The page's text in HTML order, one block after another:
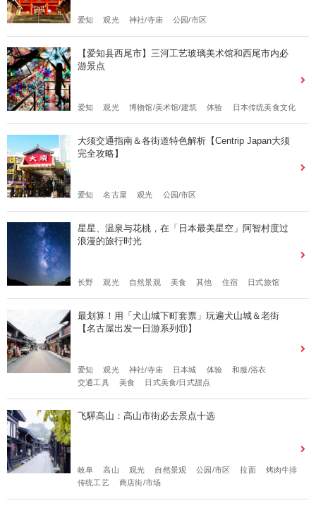
爱知 观光 神社/寺庙 公园/市区
【爱知县西尾市】三河工艺玻璃美术馆和西尾市内必
游景点
爱知 观光 博物馆/美术馆/建筑 体验 日本传统美食文化
大须交通指南＆各街道特色解析【Centrip Japan大须
完全攻略】
爱知 名古屋 观光 公园/市区
星星、温泉与花桃，在「日本最美星空」阿智村度过
浪漫的旅行时光
长野 观光 自然景观 美食 其他 住宿 日式旅馆
最划算！用「犬山城下町套票」玩遍犬山城＆老街
【名古屋出发一日游系列⑪】
爱知 观光 神社/寺庙 日本城 体验
和服/浴衣
交通工具
美食 日式美食/日式甜点
飞驒高山：高山市街必去景点十选
岐阜 高山 观光 自然景观 公园/市区 拉面
烤肉牛排
传统工艺
商店街/市场